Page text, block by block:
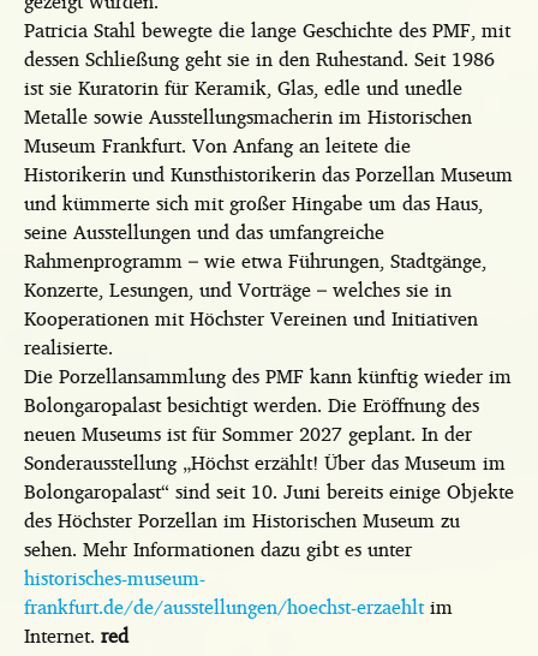
Patricia Stahl bewegte die lange Geschichte des PMF, mit
dessen Schließung geht sie in den Ruhestand. Seit 1986
ist sie Kuratorin für Keramik, Glas, edle und unedle
Metalle sowie Ausstellungsmacherin im Historischen
Museum Frankfurt. Von Anfang an leitete die
Historikerin und Kunsthistorikerin das Porzellan Museum
und kümmerte sich mit großer Hingabe um das Haus,
seine Ausstellungen und das umfangreiche
Rahmenprogramm – wie etwa Führungen, Stadtgänge,
Konzerte, Lesungen, und Vorträge – welches sie in
Kooperationen mit Höchster Vereinen und Initiativen
realisierte.
Die Porzellansammlung des PMF kann künftig wieder im
Bolongaropalast besichtigt werden. Die Eröffnung des
neuen Museums ist für Sommer 2027 geplant. In der
Sonderausstellung „Höchst erzählt! Über das Museum im
Bolongaropalast“ sind seit 10. Juni bereits einige Objekte
des Höchster Porzellan im Historischen Museum zu
sehen. Mehr Informationen dazu gibt es unter
historisches-museum-
frankfurt.de/de/ausstellungen/hoechst-erzaehltim
Internet. red